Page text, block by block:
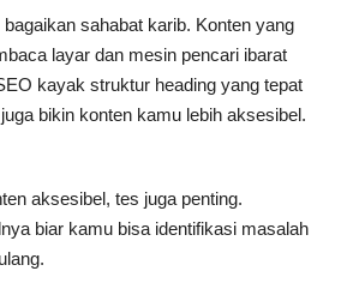
sahabat karib. Konten yang
layar dan mesin pencari ibarat
kayak struktur heading yang tepat
bikin konten kamu lebih aksesibel.
aksesibel, tes juga penting.
biar kamu bisa identifikasi masalah